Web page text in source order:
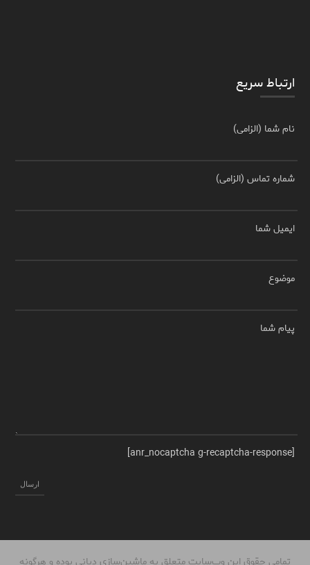
ارتباط سریع
نام شما (الزامی)
شماره تماس (الزامی)
ایمیل شما
موضوع
پیام شما
[anr_nocaptcha g-recaptcha-response]